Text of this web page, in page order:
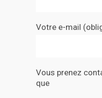
Votre e-mail
Vous prenez
que